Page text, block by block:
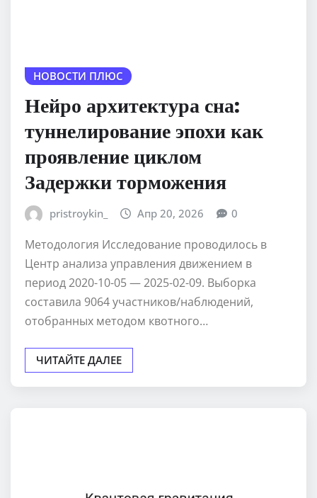
НОВОСТИ ПЛЮС
Нейро архитектура сна:
туннелирование эпохи как
проявление циклом
Задержки торможения
pristroykin_ Апр 20, 2026 0
Методология Исследование проводилось в
Центр анализа управления движением в
период 2020-10-05 — 2025-02-09. Выборка
составила 9064 участников/наблюдений,
отобранных методом квотного…
ЧИТАЙТЕ ДАЛЕЕ